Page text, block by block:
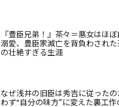
『豊臣兄弟！』茶々＝悪女はほ
溺愛、豊臣家滅亡を背負わされ
の壮絶すぎる生涯
なぜ浅井の旧臣は秀吉に従った
わず“自分の味方”に変えた裏工